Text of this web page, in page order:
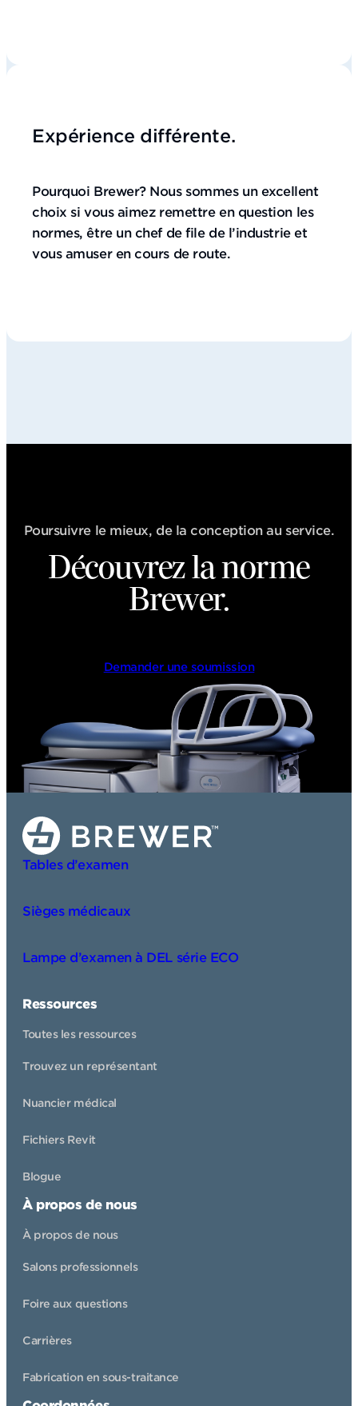
Expérience différente.
Pourquoi Brewer? Nous sommes un excellent
choix si vous aimez remettre en question les
normes, être un chef de file de l’industrie et
vous amuser en cours de route.
Poursuivre le mieux, de la conception au service.
Découvrez la norme
Brewer.
Demander une soumission
Tables d’examen
Sièges médicaux
Lampe d’examen à DEL série ECO
Ressources
Toutes les ressources
Trouvez un représentant
Nuancier médical
Fichiers Revit
Blogue
À propos de nous
À propos de nous
Salons professionnels
Foire aux questions
Carrières
Fabrication en sous-traitance